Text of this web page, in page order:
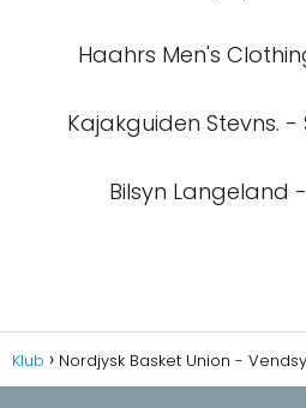
Haahrs Men's
Kajakguiden Stevns.
Bilsyn Langeland
Klub Nordjysk Basket Union -